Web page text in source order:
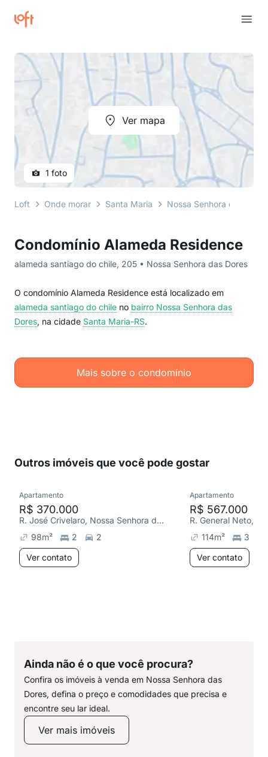
Condomínio Alameda Residence
alameda santiago do chile, 205 • Nossa Senhora das Dores
O condomínio Alameda Residence está localizado em
alameda santiago do chile no bairro Nossa Senhora das
Dores, na cidade Santa Maria-RS.
Mais sobre o condomínio
Ver mapa
1 foto
Loft Onde morar Santa Maria Nossa Senhora das Dores
Outros imóveis que você pode gostar
Apartamento
R$ 370.000
R. José Crivelaro, Nossa Senhora das Dores
98m² 2
2
Ver contato
Apartamento
R$ 567.000
114m²
3
Ver contato
Ainda não é o que você procura?
Confira os imóveis à venda em Nossa Senhora das
Dores, defina o preço e comodidades que precisa e
encontre seu lar ideal.
Ver mais imóveis